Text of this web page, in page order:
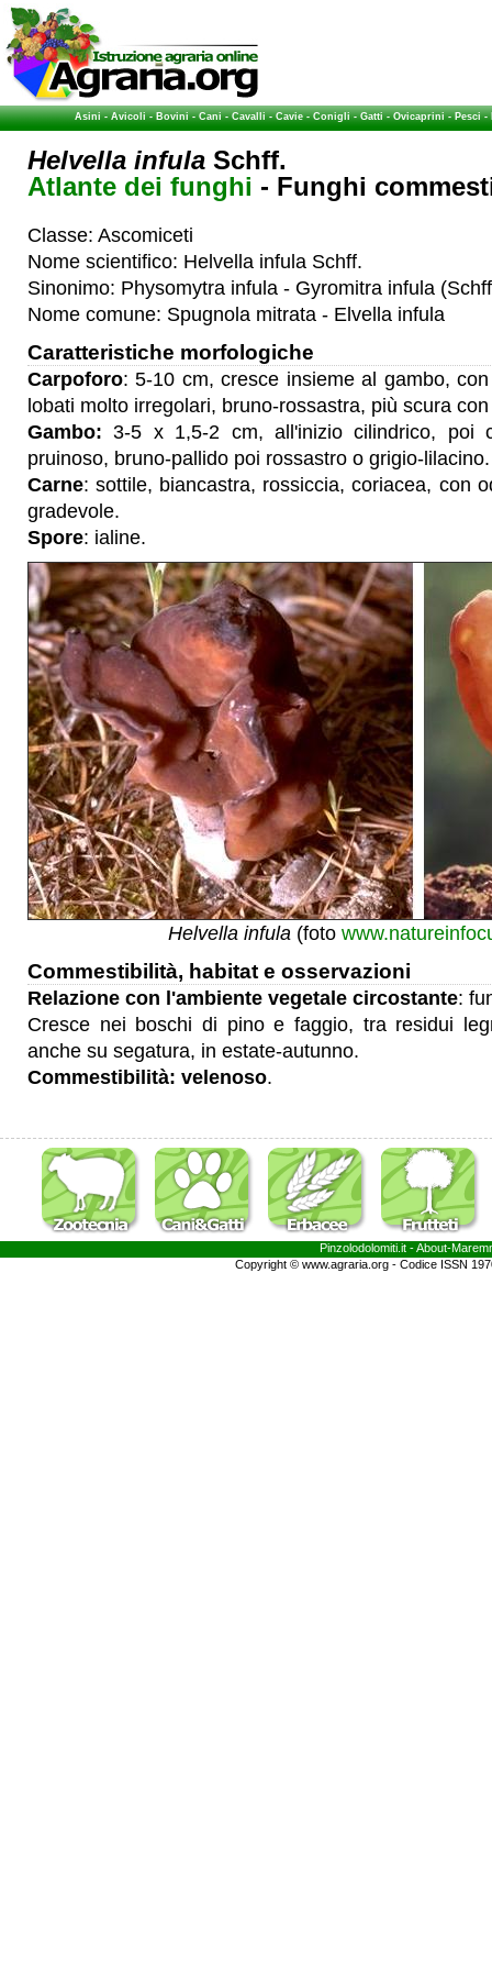
Asini-Avicoli-Bovini-Cani-Cavalli-Cavie-Conigli-Gatti-Ovicaprini-Pesci-
Helvella infula Schff.
Atlante dei funghi - Funghi
Classe: Ascomiceti
Nome scientifico: Helvella infula Schff.
Sinonimo: Physomytra infula - Gyromitra infula
Nome comune: Spugnola mitrata - Elvella infula
Caratteristiche morfologiche
Carpoforo: 5-10 cm, cresce insieme al gambo,
lobati molto irregolari, bruno-rossastra, più scura
Gambo: 3-5 x 1,5-2 cm, all'inizio cilindrico, poi
pruinoso, bruno-pallido poi rossastro o grigio-lilacino.
Carne: sottile, biancastra, rossiccia, coriacea, con
gradevole.
Spore: ialine.
Helvella infula(foto
Commestibilità, habitat e osservazioni
Relazione con l'ambiente vegetale circostante:
Cresce nei boschi di pino e faggio, tra residui
anche su segatura, in estate-autunno.
Commestibilità: velenoso.
Pinzolodolomiti.it - About-
Copyright © www.agraria.org - Codice ISSN